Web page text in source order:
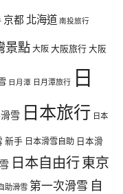
京都 北海道 南投旅行
景點大阪大阪旅行大阪
日月潭 日月潭旅行 日
雪 日本旅行 日本
新手 日本滑雪自助 日本滑
日本自由行東京
助滑雪 第一次滑雪 自